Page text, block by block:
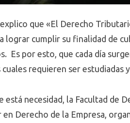
que «El Derecho
lograr cumplir su finalidad de
Es por esto, que cada día
requieren ser estudiadas
está necesidad, la Facultad de
Derecho de la Empresa,